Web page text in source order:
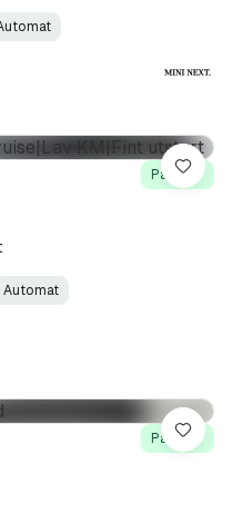
På lager
Automat
Lagre
På lager
Lagre